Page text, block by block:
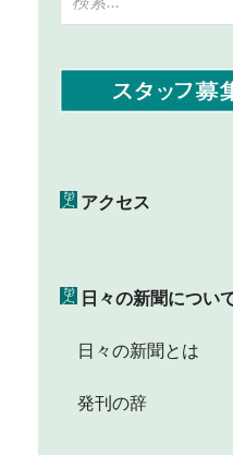
アクセス
日々の新聞につい
日々の新聞とは
発刊の辞